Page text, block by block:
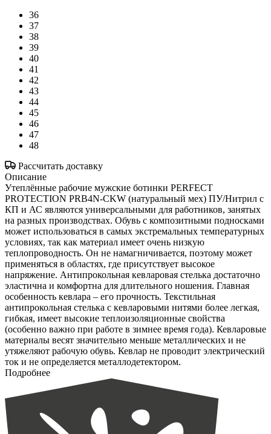
36
37
38
39
40
41
42
43
44
45
46
47
48
Рассчитать доставку
Описание
Утеплённые рабочие мужские ботинки PERFECT
PROTECTION PRB4N-CKW (натуральный мех) ПУ/Нитрил с
КП и АС являются универсальными для работников, занятых
на разных производствах. Обувь с композитными подносками
может использоваться в самых экстремальных температурных
условиях, так как материал имеет очень низкую
теплопроводность. Он не намагничивается, поэтому может
применяться в областях, где присутствует высокое
напряжение. Антипрокольная кевларовая стелька достаточно
эластична и комфортна для длительного ношения. Главная
особенность кевлара – его прочность. Текстильная
антипрокольная стелька с кевларовыми нитями более легкая,
гибкая, имеет высокие теплоизоляционные свойства
(особенно важно при работе в зимнее время года). Кевларовые
материалы весят значительно меньше металлических и не
утяжеляют рабочую обувь. Кевлар не проводит электрический
ток и не определяется металлодетектором.
Подробнее